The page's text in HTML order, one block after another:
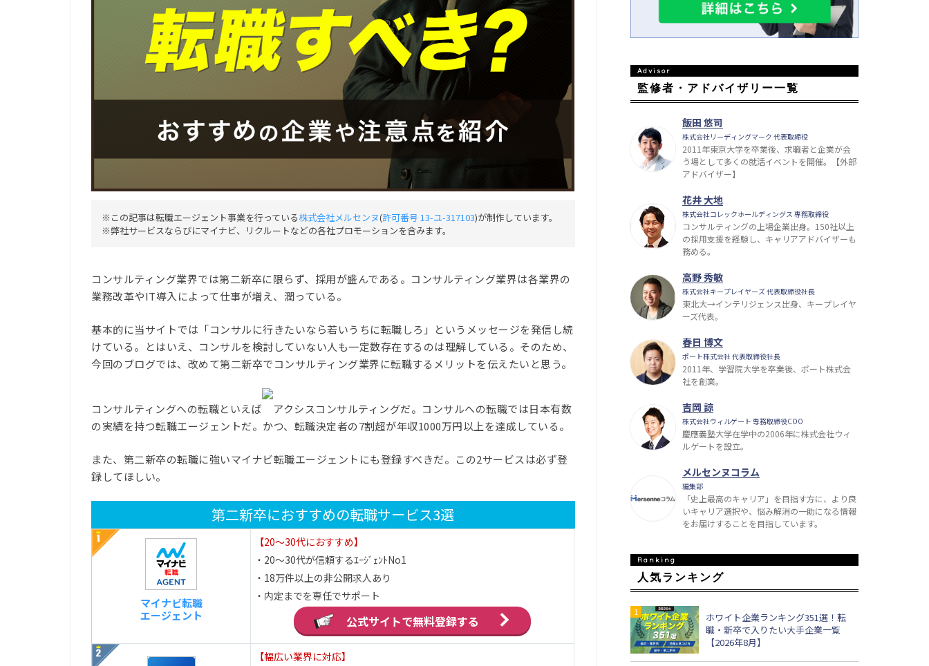
※この記事は転職エージェント事業を行っている株式会社メルセンヌ(許可番号 13-ユ-317103)が制作しています。
※弊社サービスならびにマイナビ、リクルートなどの各社プロモーションを含みます。
コンサルティング業界では第二新卒に限らず、採用が盛んである。コンサルティング業界は各業界の
業務改革やIT導入によって仕事が増え、潤っている。
基本的に当サイトでは「コンサルに行きたいなら若いうちに転職しろ」というメッセージを発信し続
けている。とはいえ、コンサルを検討していない人も一定数存在するのは理解している。そのため、
今回のブログでは、改めて第二新卒でコンサルティング業界に転職するメリットを伝えたいと思う。
コンサルティングへの転職といえば
アクシスコンサルティングだ。コンサルへの転職では日本有数
の実績を持つ転職エージェントだ。かつ、転職決定者の7割超が年収1000万円以上を達成している。
また、第二新卒の転職に強いマイナビ転職エージェントにも登録すべきだ。この2サービスは必ず登
録してほしい。
第二新卒におすすめの転職サービス3選
マイナビ転職
エージェント
【20～30代におすすめ】
・20～30代が信頼するｴｰｼﾞｪﾝﾄNo1
・18万件以上の非公開求人あり
・内定までを専任でサポート
公式サイトで無料登録する
【幅広い業界に対応】
監修者・アドバイザリー一覧
飯田 悠司
株式会社リーディングマーク 代表取締役
2011年東京大学を卒業後、求職者と企業が会
う場として多くの就活イベントを開催。【外部
アドバイザー】
花井 大地
株式会社コレックホールディングス 専務取締役
コンサルティングの上場企業出身。150社以上
の採用支援を経験し、キャリアアドバイザーも
務める。
高野 秀敏
株式会社キープレイヤーズ 代表取締役社長
東北大→インテリジェンス出身、キープレイヤ
ーズ代表。
春日 博文
ポート株式会社 代表取締役社長
2011年、学習院大学を卒業後、ポート株式会
社を創業。
吉岡 諒
株式会社ウィルゲート 専務取締役COO
慶應義塾大学在学中の2006年に株式会社ウィ
ルゲートを設立。
メルセンヌコラム
編集部
「史上最高のキャリア」を目指す方に、より良
いキャリア選択や、悩み解消の一助になる情報
をお届けすることを目指しています。
人気ランキング
ホワイト企業ランキング351選！転
職・新卒で入りたい大手企業一覧
【2026年8月】